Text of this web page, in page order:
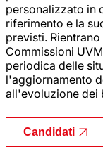
personalizzato in
riferimento e la
previsti.
Commissioni
periodica delle
l'aggiornamento
all'evoluzione dei
Candidati